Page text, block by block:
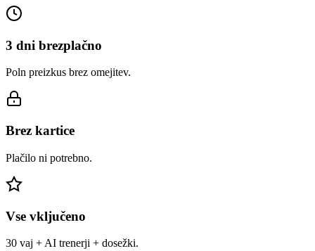
3 dni brezplačno
Poln preizkus brez omejitev.
Brez kartice
Plačilo ni potrebno.
Vse vključeno
30 vaj + AI trenerji + dosežki.